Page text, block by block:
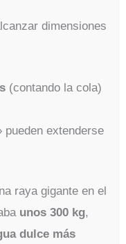
dimensiones
(contando la cola)
pueden extenderse
raya gigante en el
unos 300 kg,
dulce más